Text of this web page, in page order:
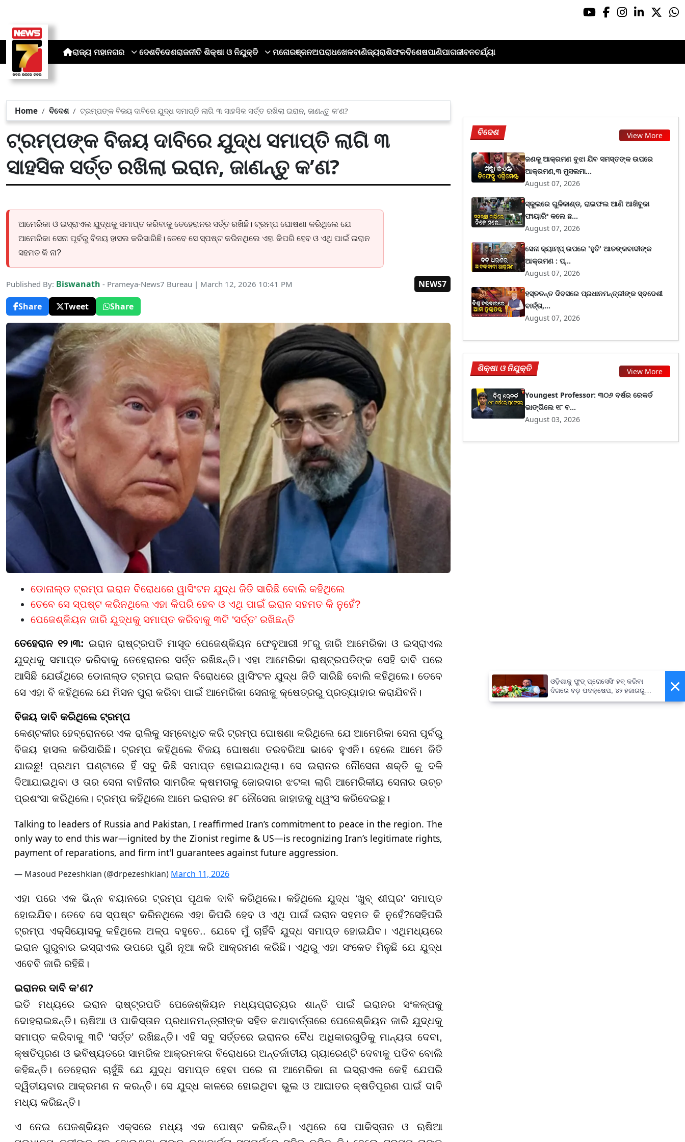
ରାଜ୍ୟ ମହାନଗର ଦେଶବିଦେଶରାଜନୀତି ଶିକ୍ଷା ଓ ନିଯୁକ୍ତି ମନୋରଞ୍ଜନଅପରାଧଖେଳବାଣିଜ୍ୟରାଶିଫଳବିଶେଷପାଣିପାଗଜୀବନଚର୍ଯ୍ୟା
Home ବିଦେଶ ଟ୍ରମ୍ପଙ୍କ ବିଜୟ ଦାବିରେ ଯୁଦ୍ଧ ସମାପ୍ତି ଲାଗି ୩ ସାହସିକ ସର୍ତ୍ତ ରଖିଲା ଇରାନ, ଜାଣନ୍ତୁ କ’ଣ?
ଟ୍ରମ୍ପଙ୍କ ବିଜୟ ଦାବିରେ ଯୁଦ୍ଧ ସମାପ୍ତି ଲାଗି ୩
ସାହସିକ ସର୍ତ୍ତ ରଖିଲା ଇରାନ, ଜାଣନ୍ତୁ କ’ଣ?
ଆମେରିକା ଓ ଇସ୍ରାଏଲ ଯୁଦ୍ଧକୁ ସମାପ୍ତ କରିବାକୁ ତେହେରାନର ସର୍ତ୍ତ ରଖିଛି। ଟ୍ରମ୍ପ ଘୋଷଣା କରିଥିଲେ ଯେ
ଆମେରିକା ସେନା ପୂର୍ବରୁ ବିଜୟ ହାସଲ କରିସାରିଛି। ତେବେ ସେ ସ୍ପଷ୍ଟ କରିନଥିଲେ ଏହା କିପରି ହେବ ଓ ଏଥି ପାଇଁ ଇରାନ
ସହମତ କି ନା?
Published By: Biswanath - Prameya-News7 Bureau | March 12, 2026 10:41 PM
NEWS7
Share
Tweet Share
ଡୋନାଲ୍ଡ ଟ୍ରମ୍ପ ଇରାନ ବିରୋଧରେ ୱାସିଂଟନ ଯୁଦ୍ଧ ଜିତି ସାରିଛି ବୋଲି କହିଥିଲେ
ତେବେ ସେ ସ୍ପଷ୍ଟ କରିନଥିଲେ ଏହା କିପରି ହେବ ଓ ଏଥି ପାଇଁ ଇରାନ ସହମତ କି ନୁହେଁ?
ପେଜେଶ୍‌କିୟନ ଜାରି ଯୁଦ୍ଧକୁ ସମାପ୍ତ କରିବାକୁ ୩ଟି ‘ସର୍ତ୍ତ’ ରଖିଛନ୍ତି
ତେହେରାନ ୧୨।୩: ଇରାନ ରାଷ୍ଟ୍ରପତି ମାସୂଦ ପେଜେଶ୍‌କିୟନ ଫେବୃଆରୀ ୨୮ରୁ ଜାରି ଆମେରିକା ଓ ଇସ୍ରାଏଲ
ଯୁଦ୍ଧକୁ ସମାପ୍ତ କରିବାକୁ ତେହେରାନର ସର୍ତ୍ତ ରଖିଛନ୍ତି। ଏହା ଆମେରିକା ରାଷ୍ଟ୍ରପତିଙ୍କ ସେହି ଦାବି ପରେ
ଆସିଛି ଯେଉଁଥିରେ ଡୋନାଲ୍ଡ ଟ୍ରମ୍ପ ଇରାନ ବିରୋଧରେ ୱାସିଂଟନ ଯୁଦ୍ଧ ଜିତି ସାରିଛି ବୋଲି କହିଥିଲେ। ତେବେ
ସେ ଏହା ବି କହିଥିଲେ ଯେ ମିସନ ପୁରା କରିବା ପାଇଁ ଆମେରିକା ସେନାକୁ କ୍ଷେତ୍ରରୁ ପ୍ରତ୍ୟାହାର କରାଯିବନି।
ବିଜୟ ଦାବି କରିଥିଲେ ଟ୍ରମ୍ପ
କେଣ୍ଟକୀର ହେବ୍ରୋନରେ ଏକ ରାଲିକୁ ସମ୍ବୋଧିତ କରି ଟ୍ରମ୍ପ ଘୋଷଣା କରିଥିଲେ ଯେ ଆମେରିକା ସେନା ପୂର୍ବରୁ
ବିଜୟ ହାସଲ କରିସାରିଛି। ଟ୍ରମ୍ପ କହିଥିଲେ ବିଜୟ ଘୋଷଣା ତରବରିଆ ଭାବେ ହୁଏନି। ହେଲେ ଆମେ ଜିତି
ଯାଇଛୁ! ପ୍ରଥମ ଘଣ୍ଟାରେ ହିଁ ସବୁ କିଛି ସମାପ୍ତ ହୋଇଯାଇଥିଲା। ସେ ଇରାନର ନୌସେନା ଶକ୍ତି କୁ ଦଳି
ଦିଆଯାଇଥିବା ଓ ତାର ସେନା ବାହିନୀର ସାମରିକ କ୍ଷମତାକୁ ଜୋରଦାର ଝଟକା ଲାଗି ଆମେରିକୀୟ ସେନାର ଉଚ୍ଚ
ପ୍ରଶଂସା କରିଥିଲେ। ଟ୍ରମ୍ପ କହିଥିଲେ ଆମେ ଇରାନର ୫୮ ନୌସେନା ଜାହାଜକୁ ଧ୍ୱଂସ କରିଦେଇଛୁ।
Talking to leaders of Russia and Pakistan, I reaffirmed Iran’s commitment to peace in the region. The
only way to end this war—ignited by the Zionist regime & US—is recognizing Iran’s legitimate rights,
payment of reparations, and firm int'l guarantees against future aggression.
— Masoud Pezeshkian (@drpezeshkian) March 11, 2026
ଏହା ପରେ ଏକ ଭିନ୍ନ ବୟାନରେ ଟ୍ରମ୍ପ ପୃଥକ ଦାବି କରିଥିଲେ। କହିଥିଲେ ଯୁଦ୍ଧ ‘ଖୁବ୍ ଶୀଘ୍ର’ ସମାପ୍ତ
ହୋଇଯିବ। ତେବେ ସେ ସ୍ପଷ୍ଟ କରିନଥିଲେ ଏହା କିପରି ହେବ ଓ ଏଥି ପାଇଁ ଇରାନ ସହମତ କି ନୁହେଁ?ସେହିପରି
ଟ୍ରମ୍ପ ଏକ୍ସିୟୋସକୁ କହିଥିଲେ ଅଳ୍ପ ବହୁତେ.. ଯେବେ ମୁଁ ଚାହିଁବି ଯୁଦ୍ଧ ସମାପ୍ତ ହୋଇଯିବ। ଏଥିମଧ୍ୟରେ
ଇରାନ ଗୁରୁବାର ଇସ୍ରାଏଲ ଉପରେ ପୁଣି ନୂଆ କରି ଆକ୍ରମଣ କରିଛି। ଏଥିରୁ ଏହା ସଂକେତ ମିଳୁଛି ଯେ ଯୁଦ୍ଧ
ଏବେବି ଜାରି ରହିଛି।
ଇରାନର ଦାବି କ’ଣ?
ଇତି ମଧ୍ୟରେ ଇରାନ ରାଷ୍ଟ୍ରପତି ପେଜେଶ୍‌କିୟନ ମଧ୍ୟପ୍ରାଚ୍ୟର ଶାନ୍ତି ପାଇଁ ଇରାନର ସଂକଳ୍ପକୁ
ଦୋହରାଇଛନ୍ତି। ଋଷିଆ ଓ ପାକିସ୍ତାନ ପ୍ରଧାନମନ୍ତ୍ରୀଙ୍କ ସହିତ କଥାବାର୍ତ୍ତାରେ ପେଜେଶ୍‌କିୟନ ଜାରି ଯୁଦ୍ଧକୁ
ସମାପ୍ତ କରିବାକୁ ୩ଟି ‘ସର୍ତ୍ତ’ ରଖିଛନ୍ତି। ଏହି ସବୁ ସର୍ତ୍ତରେ ଇରାନର ବୈଧ ଅଧିକାରଗୁଡିକୁ ମାନ୍ୟତା ଦେବା,
କ୍ଷତିପୂରଣ ଓ ଭବିଷ୍ୟତରେ ସାମରିକ ଆକ୍ରମକତା ବିରୋଧରେ ଅନ୍ତର୍ଜାତୀୟ ଗ୍ୟାରେଣ୍ଟି ଦେବାକୁ ପଡିବ ବୋଲି
କହିଛନ୍ତି। ତେହେରାନ ଚାହୁଁଛି ଯେ ଯୁଦ୍ଧ ସମାପ୍ତ ହେବା ପରେ ନା ଆମେରିକା ନା ଇସ୍ରାଏଲ କେହି ଯେପରି
ଦ୍ୱିତୀୟବାର ଆକ୍ରମଣ ନ କରନ୍ତି। ସେ ଯୁଦ୍ଧ କାଳରେ ହୋଇଥିବା ଭୁଲ ଓ ଆଘାତର କ୍ଷତିପୂରଣ ପାଇଁ ଦାବି
ମଧ୍ୟ କରିଛନ୍ତି।
ଏ ନେଇ ପେଜଶ୍‌କିୟନ ଏକ୍ସରେ ମଧ୍ୟ ଏକ ପୋଷ୍ଟ କରିଛନ୍ତି। ଏଥିରେ ସେ ପାକିସ୍ତାନ ଓ ଋଷିଆ
ବିଦେଶ View More
ଜଣକୁ ଆକ୍ରମଣ ବୁଝା ଯିବ ସମସ୍ତଙ୍କ ଉପରେ
ଆକ୍ରମଣ,୩ ମୁସଲମା...
August 07, 2026
ସ୍କୁଲରେ ଗୁଳିକାଣ୍ଡ, ରାଇଫଲ ଆଣି ଆଖିବୁଜା
ଫାୟାରିଂ କଲେ ଛ...
August 07, 2026
ସେନା କ୍ୟାମ୍ପ୍ ଉପରେ 'ହୁତି' ଆତଙ୍କବାଦୀଙ୍କ
ଆକ୍ରମଣ : ପ୍...
August 07, 2026
ହସ୍ତତନ୍ତ ଦିବସରେ ପ୍ରଧାନମନ୍ତ୍ରୀଙ୍କ ସ୍ବଦେଶୀ
ବାର୍ତ୍ତା,...
August 07, 2026
ଶିକ୍ଷା ଓ ନିଯୁକ୍ତି View More
Youngest Professor: ୩୦୬ ବର୍ଷର ରେକର୍ଡ
ଭାଙ୍ଗିଲେ ୧୮ ବ...
August 03, 2026
×
ଓଡ଼ିଶାକୁ ଫୁଡ୍ ପ୍ରୋସେସିଂ ହବ୍ କରିବା
ଦିଗରେ ବଡ଼ ପଦକ୍ଷେପ, ୪୨ ହଜାରରୁ